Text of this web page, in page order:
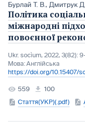
Бурлай Т. В. , Дмитрук
Політика
міжнародні
повоєнної
Ukr. socìum, 2022, 3(82):
Мова:Англійська
https://doi.org/10.15407/
559
100
Стаття(УКР)(.pdf)